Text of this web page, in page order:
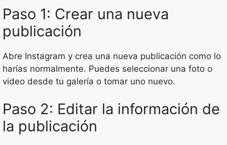
Paso 1: Crear una nueva
publicación
Abre Instagram y crea una nueva publicación como lo
harías normalmente. Puedes seleccionar una foto o
video desde tu galería o tomar uno nuevo.
Paso 2: Editar la información de
la publicación